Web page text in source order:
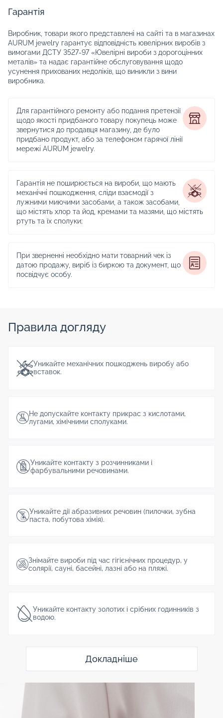
Гарантія
Виробник, товари якого представлені на сайті та в магазинах
AURUM jewelry гарантує відповідність ювелірних виробів з
вимогами ДСТУ 3527-97 «Ювелірні вироби з дорогоцінних
металів» та надає гарантійне обслуговування щодо
усунення прихованих недоліків, що виникли з вини
виробника.
Для гарантійного ремонту або подання претензії
щодо якості придбаного товару покупець може
звернутися до продавця магазину, де було
придбано продукт, або за телефоном гарячої лінії
мережі AURUM jewelry.
Гарантія не поширюється на вироби, що мають
механічні пошкодження, сліди взаємодії з
лужними миючими засобами, а також засобами,
що містять хлор та йод, кремами та мазями, що містять
ртуть та їх сполуки;
При зверненні необхідно мати товарний чек із
датою продажу, виріб із биркою та документ, що
посвідчує особу.
Правила догляду
Уникайте механічних пошкоджень виробу або
вставок.
Не допускайте контакту прикрас з кислотами,
лугами, хімічними сполуками.
Уникайте контакту з розчинниками і
фарбувальними речовинами.
Уникайте дії абразивних речовин (пилочки, зубна
паста, побутова хімія).
Знімайте вироби під час гігієнічних процедур, у
солярії, сауні, басейні, лазні або на пляжі.
Уникайте контакту золотих і срібних годинників з
водою.
Докладніше